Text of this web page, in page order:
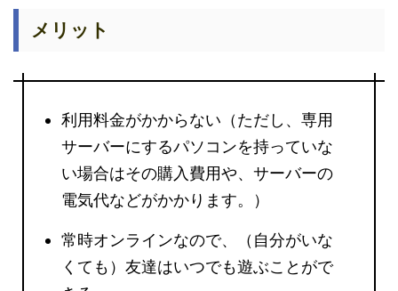
メリット
利用料金がかからない（ただし、専用
サーバーにするパソコンを持っていな
い場合はその購入費用や、サーバーの
電気代などがかかります。）
常時オンラインなので、（自分がいな
くても）友達はいつでも遊ぶことがで